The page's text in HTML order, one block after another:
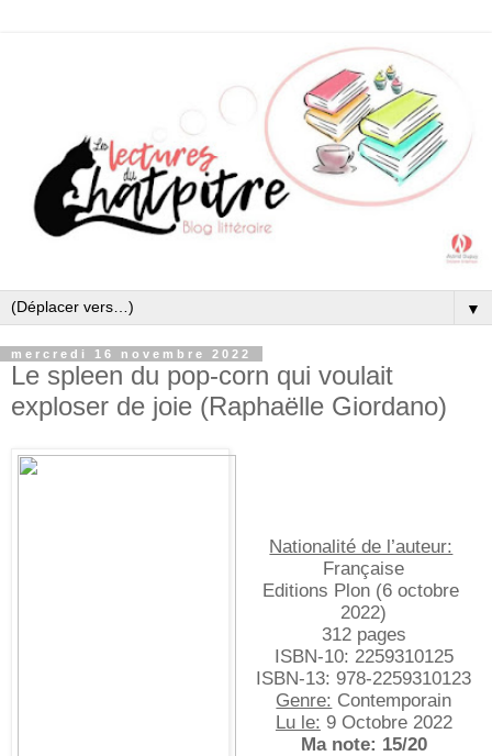
▼
mercredi 16 novembre 2022
Le spleen du pop-corn qui voulait
exploser de joie (Raphaëlle Giordano)
Nationalité de l’auteur:
Française
Editions Plon (6 octobre
2022)
312 pages
ISBN-10:‎ 2259310125
ISBN-13:‎ 978-2259310123
Genre: Contemporain
Lu le: 9 Octobre 2022
Ma note: 15/20